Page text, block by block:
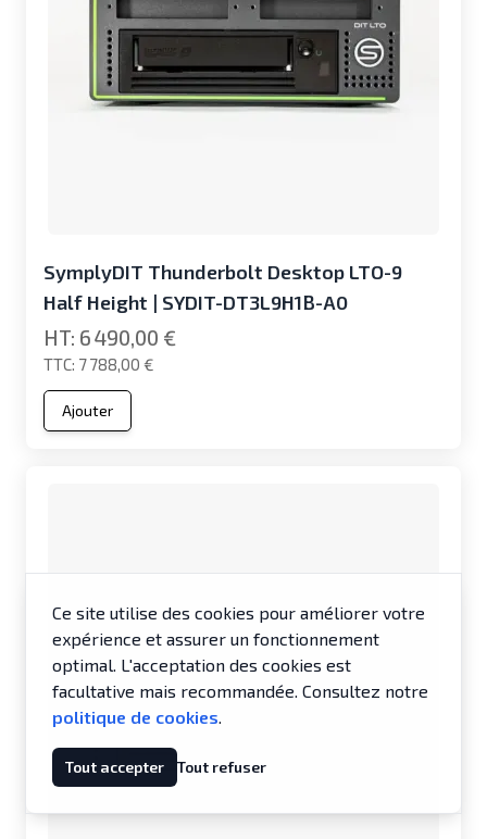
SymplyDIT Thunderbolt Desktop LTO-9
Half Height | SYDIT-DT3L9H1B-A0
7 788,00 €
6 490,00 €
Ajouter
Ce site utilise des cookies pour améliorer votre
expérience et assurer un fonctionnement
optimal. L'acceptation des cookies est
facultative mais recommandée. Consultez notre
politique de cookies.
Tout accepter Tout refuser